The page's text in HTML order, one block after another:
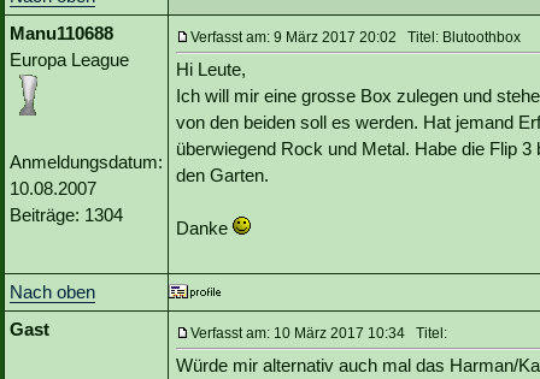
Manu110688
Europa League
Anmeldungsdatum:
10.08.2007
Beiträge: 1304
Verfasst am: 9 März 2017 20:02 Titel: Blutoothbox
Hi Leute,
Ich will mir eine grosse Box zulegen und
von den beiden soll es werden. Hat jemand
überwiegend Rock und Metal. Habe die Flip
den Garten.
Danke
Nach oben
Gast
Verfasst am: 10 März 2017 10:34 Titel:
Würde mir alternativ auch mal das Harman/